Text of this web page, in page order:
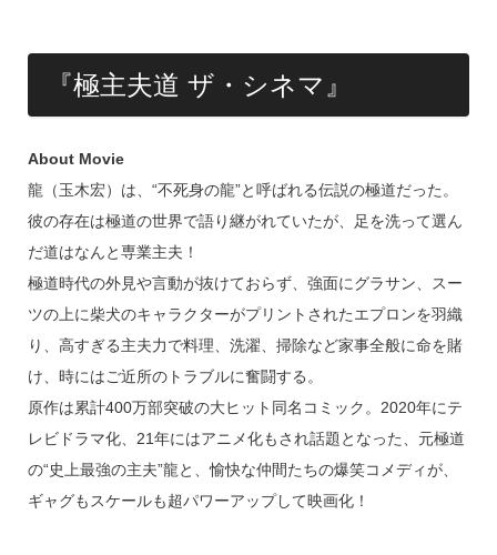
『極主夫道 ザ・シネマ』
About Movie
龍（玉木宏）は、“不死身の龍”と呼ばれる伝説の極道だった。
彼の存在は極道の世界で語り継がれていたが、足を洗って選ん
だ道はなんと専業主夫！
極道時代の外見や言動が抜けておらず、強面にグラサン、スー
ツの上に柴犬のキャラクターがプリントされたエプロンを羽織
り、高すぎる主夫力で料理、洗濯、掃除など家事全般に命を賭
け、時にはご近所のトラブルに奮闘する。
原作は累計400万部突破の大ヒット同名コミック。2020年にテ
レビドラマ化、21年にはアニメ化もされ話題となった、元極道
の“史上最強の主夫”龍と、愉快な仲間たちの爆笑コメディが、
ギャグもスケールも超パワーアップして映画化！